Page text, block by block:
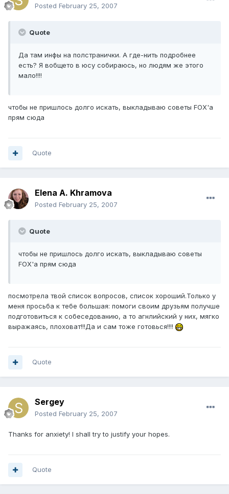
Posted February 25, 2007
Quote
Да там инфы на полстранички. А где-нить подробнее
есть? Я вобщето в юсу собираюсь, но людям же этого
мало!!!!
чтобы не пришлось долго искать, выкладываю советы FOX'a
прям сюда
Quote
Elena A. Khramova
Posted February 25, 2007
Quote
чтобы не пришлось долго искать, выкладываю советы
FOX'a прям сюда
посмотрела твой список вопросов, список хороший.Только у
меня просьба к тебе большая: помоги своим друзьям получше
подготовиться к собеседованию, а то агнлийский у них, мягко
выражаясь, плоховат!!!Да и сам тоже готовься!!!!
Quote
Sergey
Posted February 25, 2007
Thanks for anxiety! I shall try to justify your hopes.
Quote